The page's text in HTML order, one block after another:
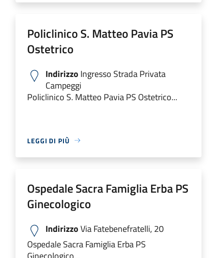
Policlinico S. Matteo Pavia PS
Ostetrico
Indirizzo Ingresso Strada Privata
Campeggi
Policlinico S. Matteo Pavia PS Ostetrico...
LEGGI DI PIÙ
Ospedale Sacra Famiglia Erba PS
Ginecologico
IndirizzoVia Fatebenefratelli, 20
Ospedale Sacra Famiglia Erba PS